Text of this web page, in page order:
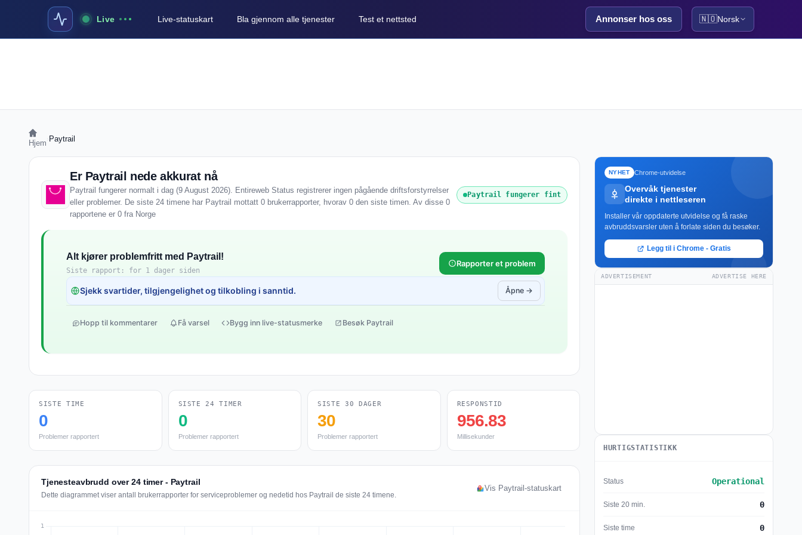
Live Live-statuskart Bla gjennom alle tjenester Test et nettsted Annonser hos oss 🇳🇴Norsk
Hjem Paytrail
Er Paytrail nede akkurat nå
Paytrail fungerer normalt i dag (9 August 2026). Entireweb Status registrerer ingen pågående driftsforstyrrelser
eller problemer. De siste 24 timene har Paytrail mottatt 0 brukerrapporter, hvorav 0 den siste timen. Av disse 0
rapportene er 0 fra Norge
Paytrail fungerer fint
Alt kjører problemfritt med Paytrail!
Siste rapport: for 1 dager siden
Rapporter et problem
Sjekk svartider, tilgjengelighet og tilkobling i sanntid. Åpne →
Hopp til kommentarer Få varsel Bygg inn live-statusmerke Besøk Paytrail
SISTE TIME
0
Problemer rapportert
SISTE 24 TIMER
0
Problemer rapportert
SISTE 30 DAGER
30
Problemer rapportert
RESPONSTID
956.83
Millisekunder
Tjenesteavbrudd over 24 timer - Paytrail
Dette diagrammet viser antall brukerrapporter for serviceproblemer og nedetid hos Paytrail de siste 24 timene.
Vis Paytrail-statuskart
NYHET Chrome-utvidelse
Overvåk tjenester
direkte i nettleseren
Installer vår oppdaterte utvidelse og få raske
avbruddsvarsler uten å forlate siden du besøker.
Legg til i Chrome - Gratis
ADVERTISEMENT ADVERTISE HERE
HURTIGSTATISTIKK
Status Operational
Siste 20 min. 0
Siste time 0